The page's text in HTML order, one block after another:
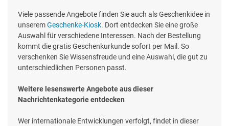
Viele passende Angebote finden Sie auch als Geschenkidee in
unseremGeschenke-Kiosk. Dort entdecken Sie eine große
Auswahl für verschiedene Interessen. Nach der Bestellung
kommt die gratis Geschenkurkunde sofort per Mail. So
verschenken Sie Wissensfreude und eine Auswahl, die gut zu
unterschiedlichen Personen passt.
Weitere lesenswerte Angebote aus dieser
Nachrichtenkategorie entdecken
Wer internationale Entwicklungen verfolgt, findet in dieser